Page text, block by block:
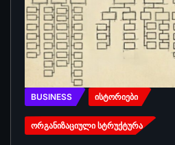
BUSINESS ᲘᲡᲢᲝᲠᲘᲔᲑᲘ
ᲝᲠᲒᲐᲜᲘᲖᲐᲪᲘᲣᲚᲘ ᲡᲢᲠᲣᲥᲢᲣᲠᲐ